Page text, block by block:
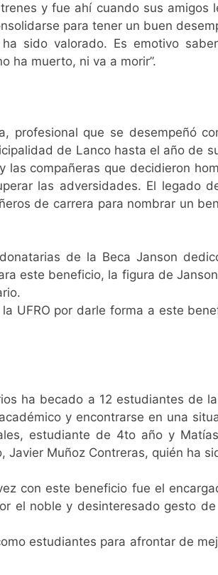
y fue ahí cuando sus
para tener un buen
sido valorado. Es emotivo
ha muerto, ni va a morir”.
profesional que se desempeñó
de Lanco hasta el año de
compañeras que decidieron
las adversidades. El legado
de carrera para nombrar un
de la Beca Janson
este beneficio, la figura de
UFRO por darle forma a este
ha becado a 12 estudiantes de
y encontrarse en una
estudiante de 4to año y
Muñoz Contreras, quién ha
con este beneficio fue el
el noble y desinteresado gesto
estudiantes para afrontar de